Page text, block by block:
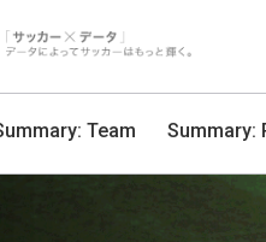
Team Summary: